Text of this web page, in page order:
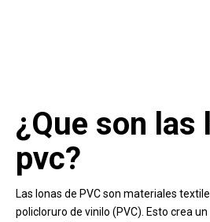
¿Que son las
pvc?
Las lonas de PVC son materiales
policloruro de vinilo (PVC). Esto crea